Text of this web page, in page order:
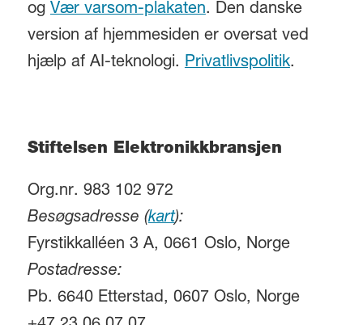
og Vær varsom-plakaten. Den danske
version af hjemmesiden er oversat ved
hjælp af AI-teknologi. Privatlivspolitik.
Stiftelsen Elektronikkbransjen
Org.nr. 983 102 972
Besøgsadresse (kart):
Fyrstikkalléen 3 A, 0661 Oslo, Norge
Postadresse:
Pb. 6640 Etterstad, 0607 Oslo, Norge